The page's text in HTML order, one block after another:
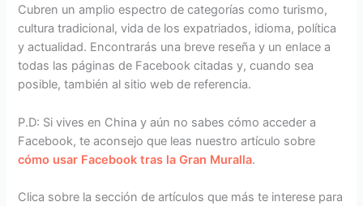
Cubren un amplio espectro de categorías como turismo,
cultura tradicional, vida de los expatriados, idioma, política
y actualidad. Encontrarás una breve reseña y un enlace a
todas las páginas de Facebook citadas y, cuando sea
posible, también al sitio web de referencia.
P.D: Si vives en China y aún no sabes cómo acceder a
Facebook, te aconsejo que leas nuestro artículo sobre
cómo usar Facebook tras la Gran Muralla.
Clica sobre la sección de artículos que más te interese para